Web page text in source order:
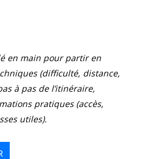
en main pour partir en
(difficulté, distance,
à pas de l’itinéraire,
pratiques (accès,
utiles).